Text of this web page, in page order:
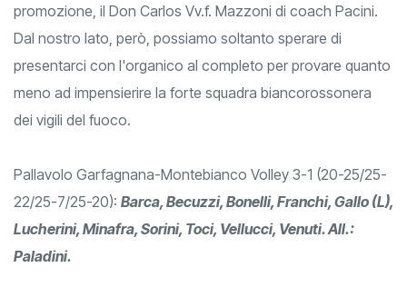
"Masotti" di Pistoia, contro una delle favorite alla
promozione, il Don Carlos Vv.f. Mazzoni di coach Pacini.
Dal nostro lato, però, possiamo soltanto sperare di
presentarci con l'organico al completo per provare quanto
meno ad impensierire la forte squadra biancorossonera
Pallavolo Garfagnana-Montebianco Volley 3-1 (20-25/25-
22/25-7/25-20):Barca, Becuzzi, Bonelli, Franchi, Gallo (L),
Lucherini, Minafra, Sorini, Toci, Vellucci, Venuti. All.: